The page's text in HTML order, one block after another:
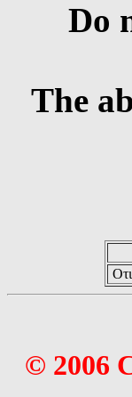
Do
The
© 2006